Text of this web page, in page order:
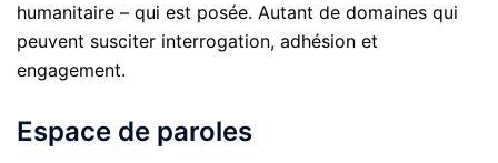
humanitaire – qui est posée. Autant de domaines qui
peuvent susciter interrogation, adhésion et
engagement.
Espace de paroles